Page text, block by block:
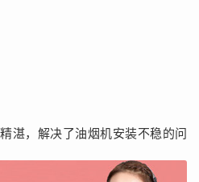
湛，解决了油烟机安装不稳的问